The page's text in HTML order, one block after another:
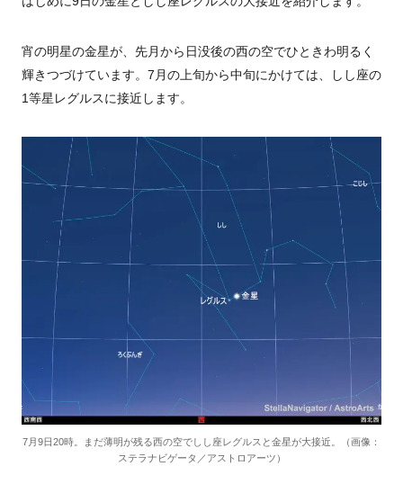
宵の明星の金星が、先月から日没後の西の空でひときわ明るく
輝きつづけています。7月の上旬から中旬にかけては、しし座の
1等星レグルスに接近します。
7月9日20時。まだ薄明が残る西の空でしし座レグルスと金星が大接近。（画像：
ステラナビゲータ／アストロアーツ）